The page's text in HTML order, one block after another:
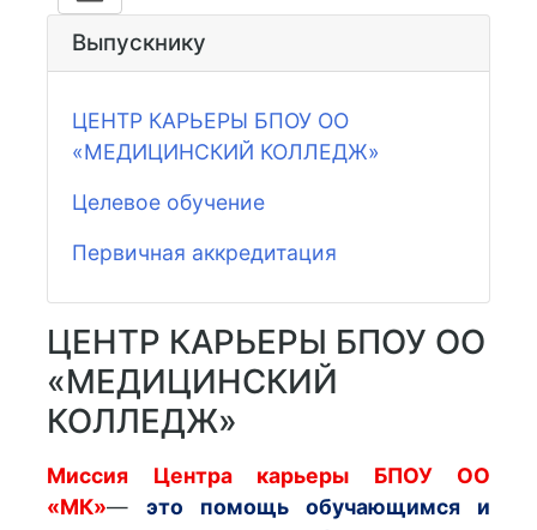
ЦЕНТР КАРЬЕРЫ БПОУ ОО
«МЕДИЦИНСКИЙ
КОЛЛЕДЖ»
Миссия Центра карьеры БПОУ ОО
«МК»— это помощь обучающимся и
Выпускнику
ЦЕНТР КАРЬЕРЫ БПОУ ОО
«МЕДИЦИНСКИЙ КОЛЛЕДЖ»
Целевое обучение
Первичная аккредитация